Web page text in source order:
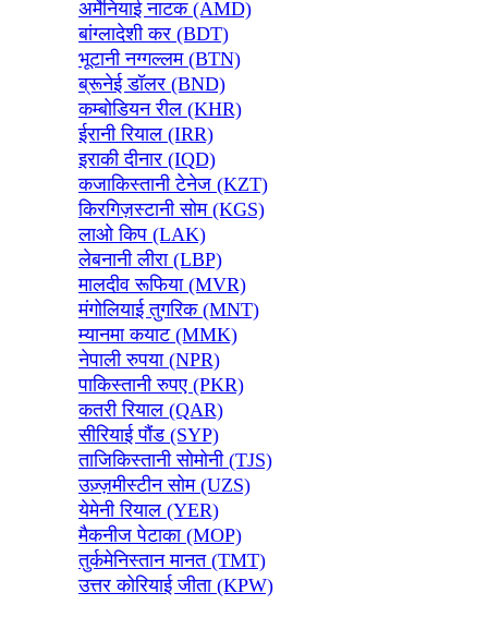
अर्मेनियाई नाटक (AMD)
बांग्लादेशी कर (BDT)
भूटानी नग्गल्लम (BTN)
ब्रूनेई डॉलर (BND)
कम्बोडियन रील (KHR)
ईरानी रियाल (IRR)
इराकी दीनार (IQD)
कजाकिस्तानी टेनेज (KZT)
किरगिज़स्टानी सोम (KGS)
लाओ किप (LAK)
लेबनानी लीरा (LBP)
मालदीव रूफिया (MVR)
मंगोलियाई तुगरिक (MNT)
म्यानमा कयाट (MMK)
नेपाली रुपया (NPR)
पाकिस्तानी रुपए (PKR)
कतरी रियाल (QAR)
सीरियाई पौंड (SYP)
ताजिकिस्तानी सोमोनी (TJS)
उज़्ज़मीस्टीन सोम (UZS)
येमेनी रियाल (YER)
मैकनीज पेटाका (MOP)
तुर्कमेनिस्तान मानत (TMT)
उत्तर कोरियाई जीता (KPW)